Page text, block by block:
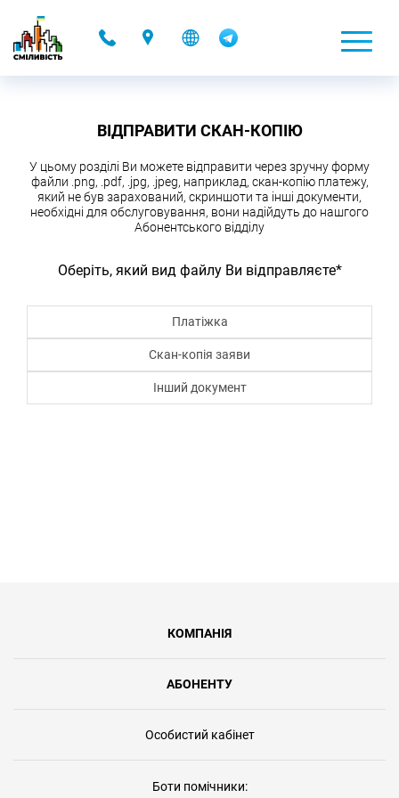
ВІДПРАВИТИ СКАН-КОПІЮ
У цьому розділі Ви можете відправити через зручну форму
файли .png, .pdf, .jpg, .jpeg, наприклад, скан-копію платежу,
який не був зарахований, скриншоти та інші документи,
необхідні для обслуговування, вони надійдуть до нашгого
Абонентського відділу
Оберіть, який вид файлу Ви відправляєте*
Платіжка
Скан-копія заяви
Інший документ
КОМПАНІЯ
АБОНЕНТУ
Особистий кабінет
Боти помічники: